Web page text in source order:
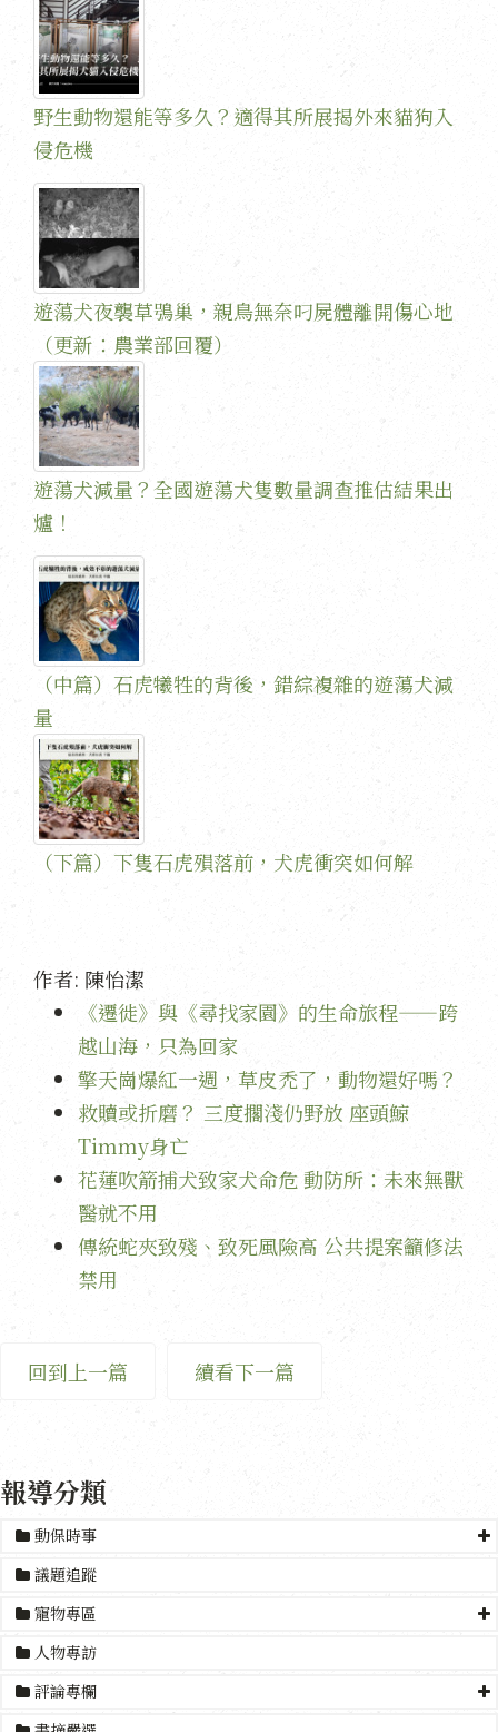
野生動物還能等多久？適得其所展揭外來貓狗入
侵危機
遊蕩犬夜襲草鴞巢，親鳥無奈叼屍體離開傷心地
（更新：農業部回覆）
遊蕩犬減量？全國遊蕩犬隻數量調查推估結果出
爐！
（中篇）石虎犧牲的背後，錯綜複雜的遊蕩犬減
量
（下篇）下隻石虎殞落前，犬虎衝突如何解
作者: 陳怡潔
《遷徙》與《尋找家園》的生命旅程——跨
越山海，只為回家
擎天崗爆紅一週，草皮禿了，動物還好嗎？
救贖或折磨？ 三度擱淺仍野放 座頭鯨
Timmy身亡
花蓮吹箭捕犬致家犬命危 動防所：未來無獸
醫就不用
傳統蛇夾致殘、致死風險高 公共提案籲修法
禁用
回到上一篇 續看下一篇
報導分類
動保時事
議題追蹤
寵物專區
人物專訪
評論專欄